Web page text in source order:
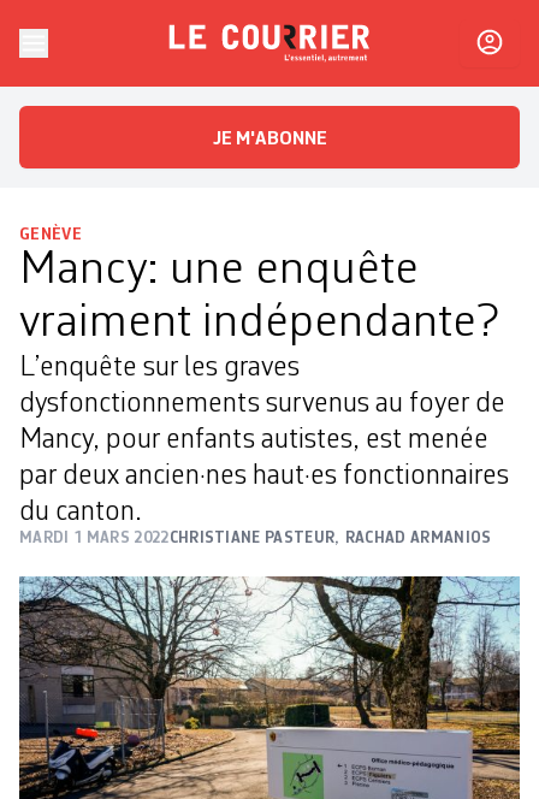
Le CourrierL'essentiel, autrement
JE M'ABONNE
GENÈVE
Mancy: une enquête
vraiment indépendante?
L’enquête sur les graves
dysfonctionnements survenus au foyer de
Mancy, pour enfants autistes, est menée
par deux ancien·nes haut·es fonctionnaires
du canton.
MARDI 1 MARS 2022CHRISTIANE PASTEUR, RACHAD ARMANIOS